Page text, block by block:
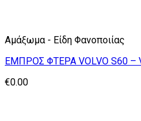
Αμάξωμα - Είδη Φανοποιίας
ΕΜΠΡΟΣ ΦΤΕΡΑ VOLVO S60 –
€0.00